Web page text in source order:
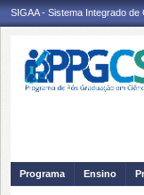
SIGAA - Sistema Integrado de
Programa Ensino